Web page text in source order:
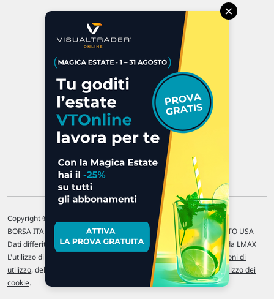
Via Macanno, 38/A
P.IVA 02 452 460 401
Chi siamo
Commenti e segnalazioni
Contattaci
Copyright © 1996-2026 Traderlink Italia s.r.l.
BORSA ITALIANA Quotazioni di borsa differite di 15 min. / MERCATO USA
Dati differiti di 15 min. (fonte Intrinio) / FOREX Quotazioni fornite da LMAX
L'utilizzo di questo sito implica l'accettazione delle nostreCondizioni di
utilizzo, del Politiche sulla privacye dell'Utilizzo dei
cookie.
×